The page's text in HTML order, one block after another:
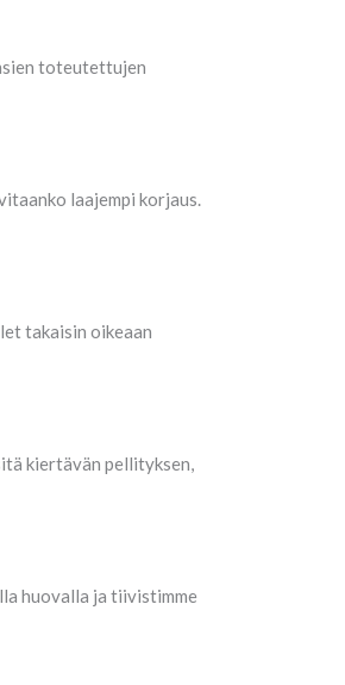
toteutettujen
laajempi korjaus.
takaisin oikeaan
kiertävän pellityksen,
huovalla ja tiivistimme